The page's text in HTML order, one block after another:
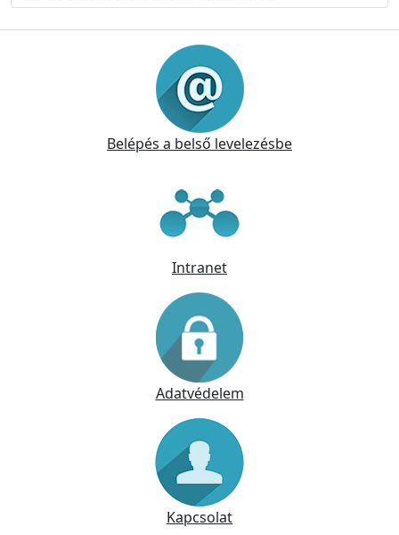
Belépés a belső levelezésbe
Intranet
Adatvédelem
Kapcsolat